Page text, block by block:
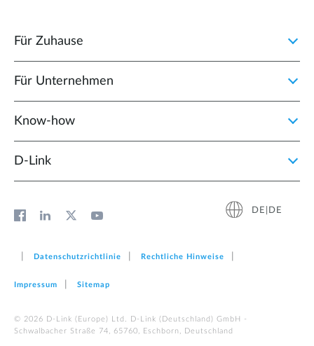
Für Zuhause
Für Unternehmen
Know-how
D‑Link
DE|DE
Datenschutzrichtlinie Rechtliche Hinweise
Impressum Sitemap
© 2026 D‑Link (Europe) Ltd. D-Link (Deutschland) GmbH -
Schwalbacher Straße 74, 65760, Eschborn, Deutschland